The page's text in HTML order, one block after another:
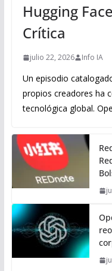
Hugging
Crítica
julio 22, 2026 Info IA
Un episodio
propios creadores ha
tecnológica global.